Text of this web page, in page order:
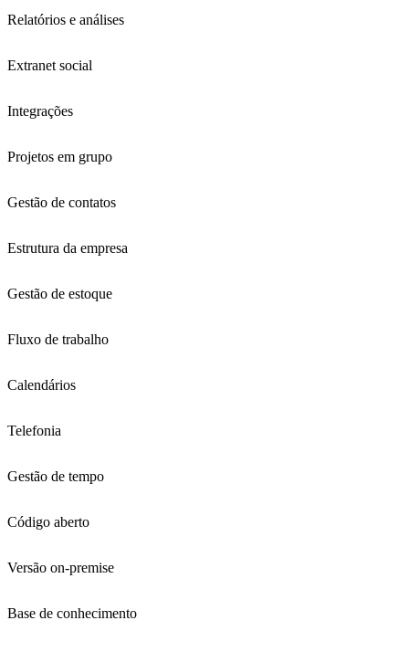
Relatórios e análises
Extranet social
Integrações
Projetos em grupo
Gestão de contatos
Estrutura da empresa
Gestão de estoque
Fluxo de trabalho
Calendários
Telefonia
Gestão de tempo
Código aberto
Versão on-premise
Base de conhecimento